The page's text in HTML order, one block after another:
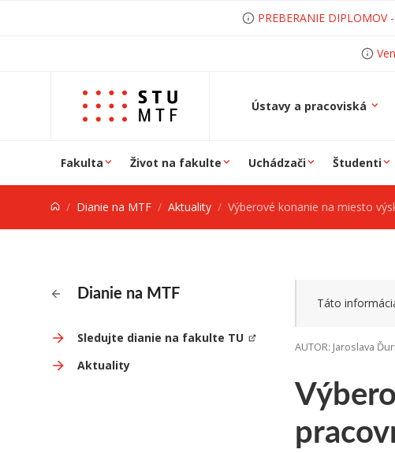
PREBERANIE DIPLOMOV
Ústavy a pracoviská
Fakulta Život na fakulte Uchádzači Študenti
Dianie na MTF Aktuality Výberové konanie na miesto výskumného
Dianie na MTF
Sledujte dianie na fakulte TU
Aktuality
Táto
AUTOR: Jaroslava